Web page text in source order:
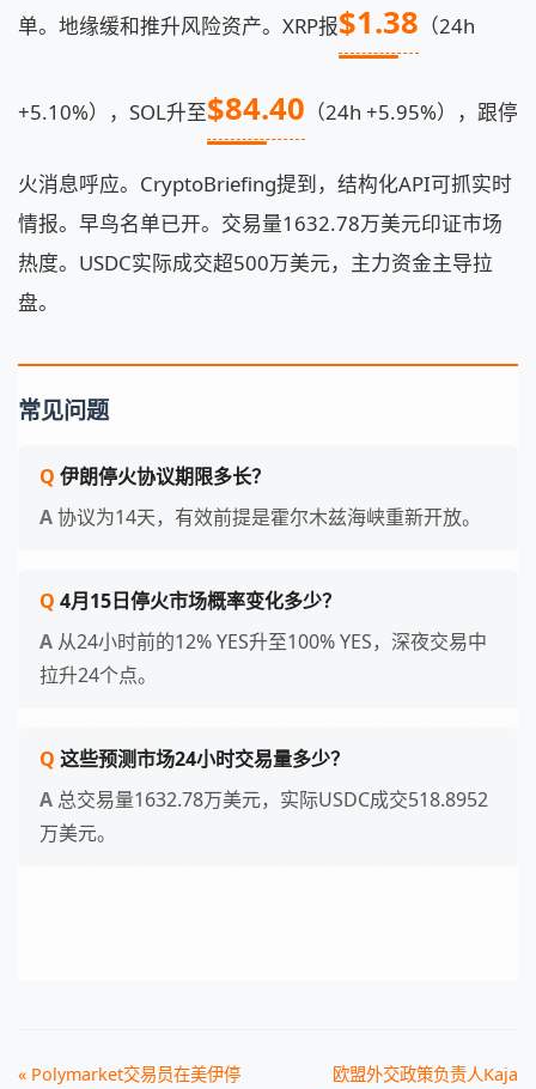
单。地缘缓和推升风险资产。XRP报$1.38 （24h
+5.10%），SOL升至$84.40 （24h +5.95%），跟停
火消息呼应。CryptoBriefing提到，结构化API可抓实时
情报。早鸟名单已开。交易量1632.78万美元印证市场
热度。USDC实际成交超500万美元，主力资金主导拉
盘。
常见问题
伊朗停火协议期限多长？
协议为14天，有效前提是霍尔木兹海峡重新开放。
4月15日停火市场概率变化多少？
从24小时前的12% YES升至100% YES，深夜交易中
拉升24个点。
这些预测市场24小时交易量多少？
总交易量1632.78万美元，实际USDC成交518.8952
万美元。
« Polymarket交易员在美伊停
欧盟外交政策负责人Kaja